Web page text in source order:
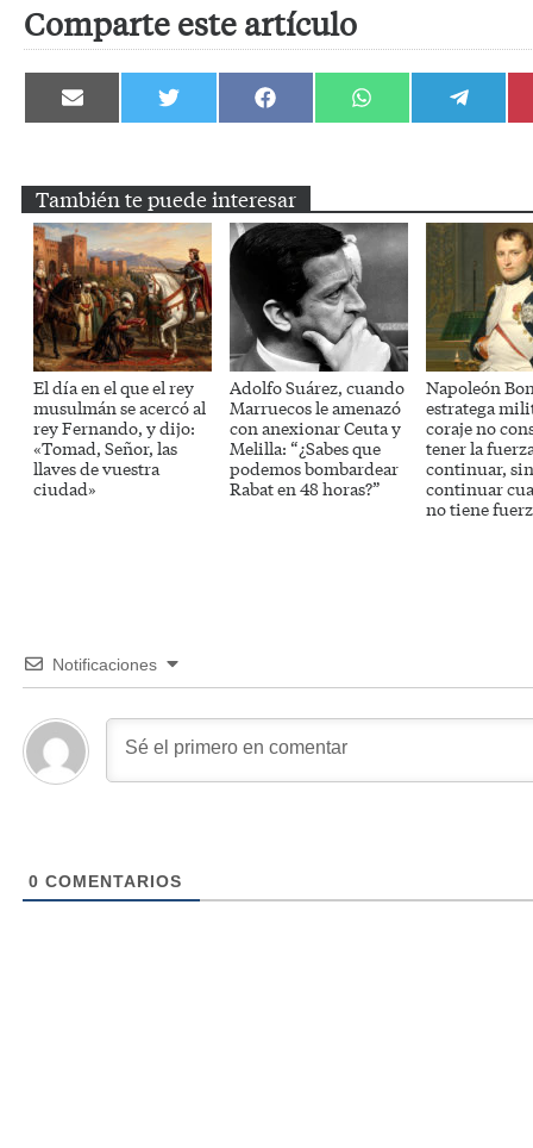
Comparte este artículo
Compartir
en
Compartir
en
Compartir
en
Compartir
en
Compartir
en
También te puede interesar
El día en el que el rey
musulmán se acercó al
rey Fernando, y dijo:
«Tomad, Señor, las
llaves de vuestra
ciudad»
Adolfo Suárez, cuando
Marruecos le amenazó
con anexionar Ceuta y
Melilla: “¿Sabes que
podemos bombardear
Rabat en 48 horas?”
Napoleón
estratega
coraje no
tener la
continuar,
continuar
no tiene
Notificaciones
0 COMENTARIOS